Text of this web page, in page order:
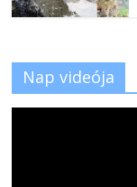
Nap videója